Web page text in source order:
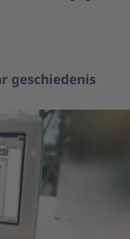
geschiedenis